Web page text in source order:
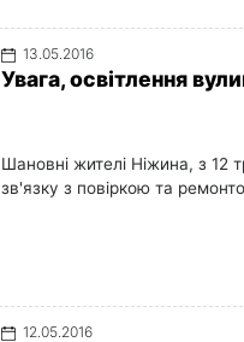
13.05.2016
Увага, освітлення
Шановні жителі Ніжина, з 12
зв'язку з повіркою та
12.05.2016